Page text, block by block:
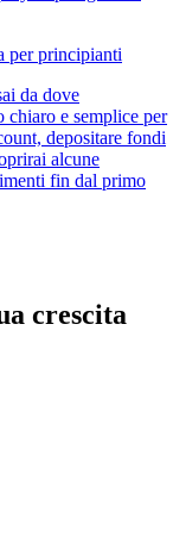
per principianti
da dove
chiaro e semplice per
depositare fondi
alcune
fin dal primo
crescita